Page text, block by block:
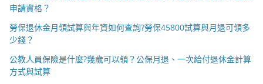
申請資格？
勞保退休金月領試算與年資如何查詢?勞保45800試算與月退可領多
少錢？
公教人員保險是什麼?幾歲可以領？公保月退、一次給付退休金計算
方式與試算